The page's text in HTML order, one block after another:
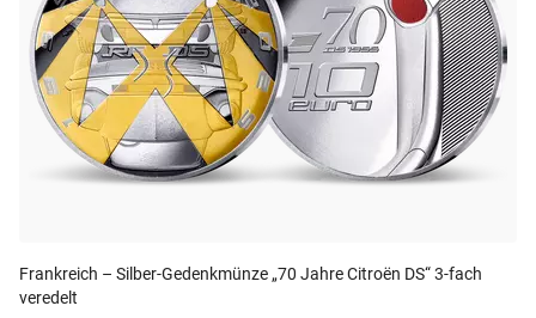
Frankreich – Silber-Gedenkmünze „70 Jahre Citroën DS“ 3-fach
veredelt